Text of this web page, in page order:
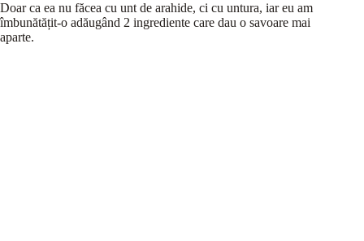
Doar ca ea nu făcea cu unt de arahide, ci cu untura, iar eu am
îmbunătățit-o adăugând 2 ingrediente care dau o savoare mai
aparte.